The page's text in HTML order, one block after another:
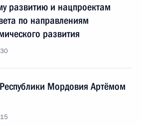
развитию и нацпроектам
по направлениям
развития
Мордовия Артёмом